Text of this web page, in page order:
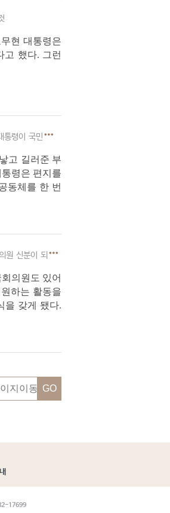
현 대통령은
고 했다. 그런
에게 보내는 편지
고 길러준 부
령은 편지를
동체를 한 번
원 쉬어질 것으로 생각”
의원도 있어
하는 활동을
을 갖게 됐다.
17699